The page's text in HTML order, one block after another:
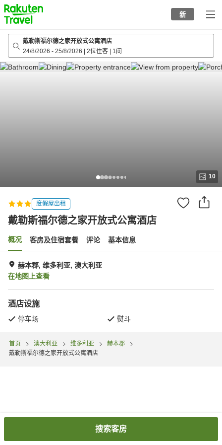
to
top
page
新
戴勒斯福尔德之家开放式公寓酒店
24/8/2026 - 25/8/2026 2位住客 1间
10
度假屋出租
戴勒斯福尔德之家开放式公寓酒店
概况 客房及住宿套餐 评论 基本信息
赫本郡, 维多利亚, 澳大利亚
在地图上查看
酒店设施
停车场 熨斗
首页 澳大利亚 维多利亚
赫本郡
戴勒斯福尔德之家开放式公寓酒店
搜索客房